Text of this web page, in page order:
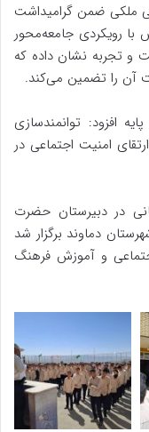
ملکی ضمن گرامیداشت
با رویکردی جامعه‌محور
و تجربه نشان داده که
آن را تضمین می‌کند.
افزود: توانمندسازی
امنیت اجتماعی در
در دبیرستان حضرت
دماوند برگزار شد
و آموزش فرهنگ